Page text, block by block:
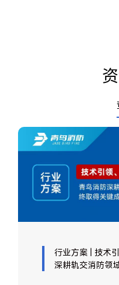
行业方案 | 技术
深耕轨交消防领